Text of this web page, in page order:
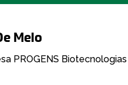
Melo
PROGENS